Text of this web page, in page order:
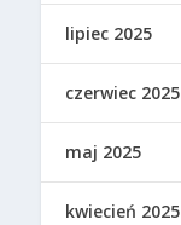
lipiec 2025
czerwiec 2025
maj 2025
kwiecień 2025